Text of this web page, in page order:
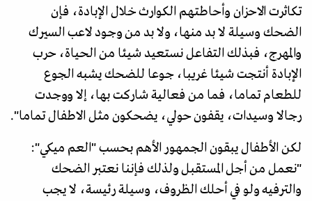
تكاثرت الاحزان وأحاطتهم الكوارث خلال الإبادة، فإن
الضحك وسيلة لا بد منها، ولا بد من وجود لاعب السيرك
والمهرج، فبذلك التفاعل نستعيد شيئا من الحياة، حرب
الإبادة أنتجت شيئا غريبا، جوعا للضحك يشبه الجوع
للطعام تماما، فما من فعالية شاركت بها، إلا ووجدت
رجالا وسيدات، يقفون حولي، يضحكون مثل الاطفال تماما".
لكن الأطفال يبقون الجمهور الأهم بحسب "العم ميكي":
"نعمل من أجل المستقبل ولذلك فإننا نعتبر الضحك
والترفيه ولو في أحلك الظروف، وسيلة رئيسة، لا يجب